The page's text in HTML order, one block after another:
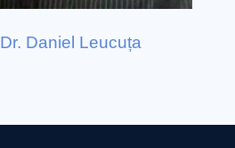
Daniel Leucuța